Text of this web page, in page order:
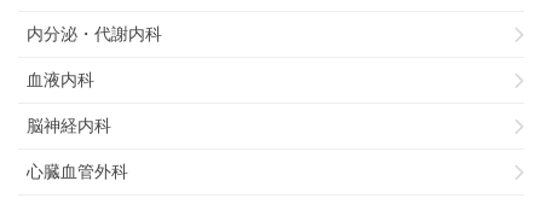
内分泌・代謝内科
血液内科
脳神経内科
心臓血管外科